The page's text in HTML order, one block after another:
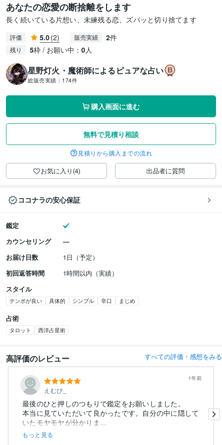
あなたの恋愛の断捨離をします
長く続いている片想い、未練残る恋、ズバッと切り捨てます
評価 5.0(2) 販売実績 2件
残り 5枠 / お願い中： 0人
星野灯火・魔術師によるピュアな占い
総販売実績： 174件
購入画面に進む
無料で見積り相談
見積りから購入までの流れ
お気に入り(4) 出品者に質問
ココナラの安心保証
鑑定
カウンセリング
お届け日数
1日（予定）
初回返答時間
1時間以内（実績）
スタイル
テンポが良い 具体的 シンプル 辛口 まじめ
占術
タロット 西洋占星術
高評価のレビュー すべての評価・感想をみる
えむぴ_
1年前
最後のひと押しのつもりで鑑定をお願いしました。
本当に見ていただいて良かったです。自分の中に隠して
いたモヤモヤが分かりま...
もっと見る